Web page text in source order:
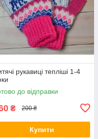
рукавиці тепліші 1-4
до відправки
₴ 200 ₴
Купити